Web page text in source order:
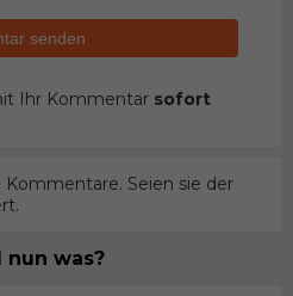
senden
Ihr Kommentar sofort
Seien sie der
nun was?